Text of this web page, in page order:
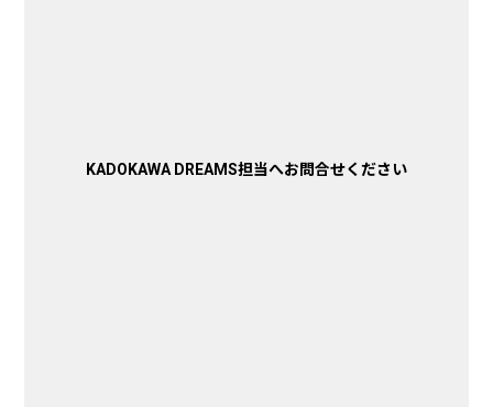
KADOKAWA DREAMS担当へお問合せください